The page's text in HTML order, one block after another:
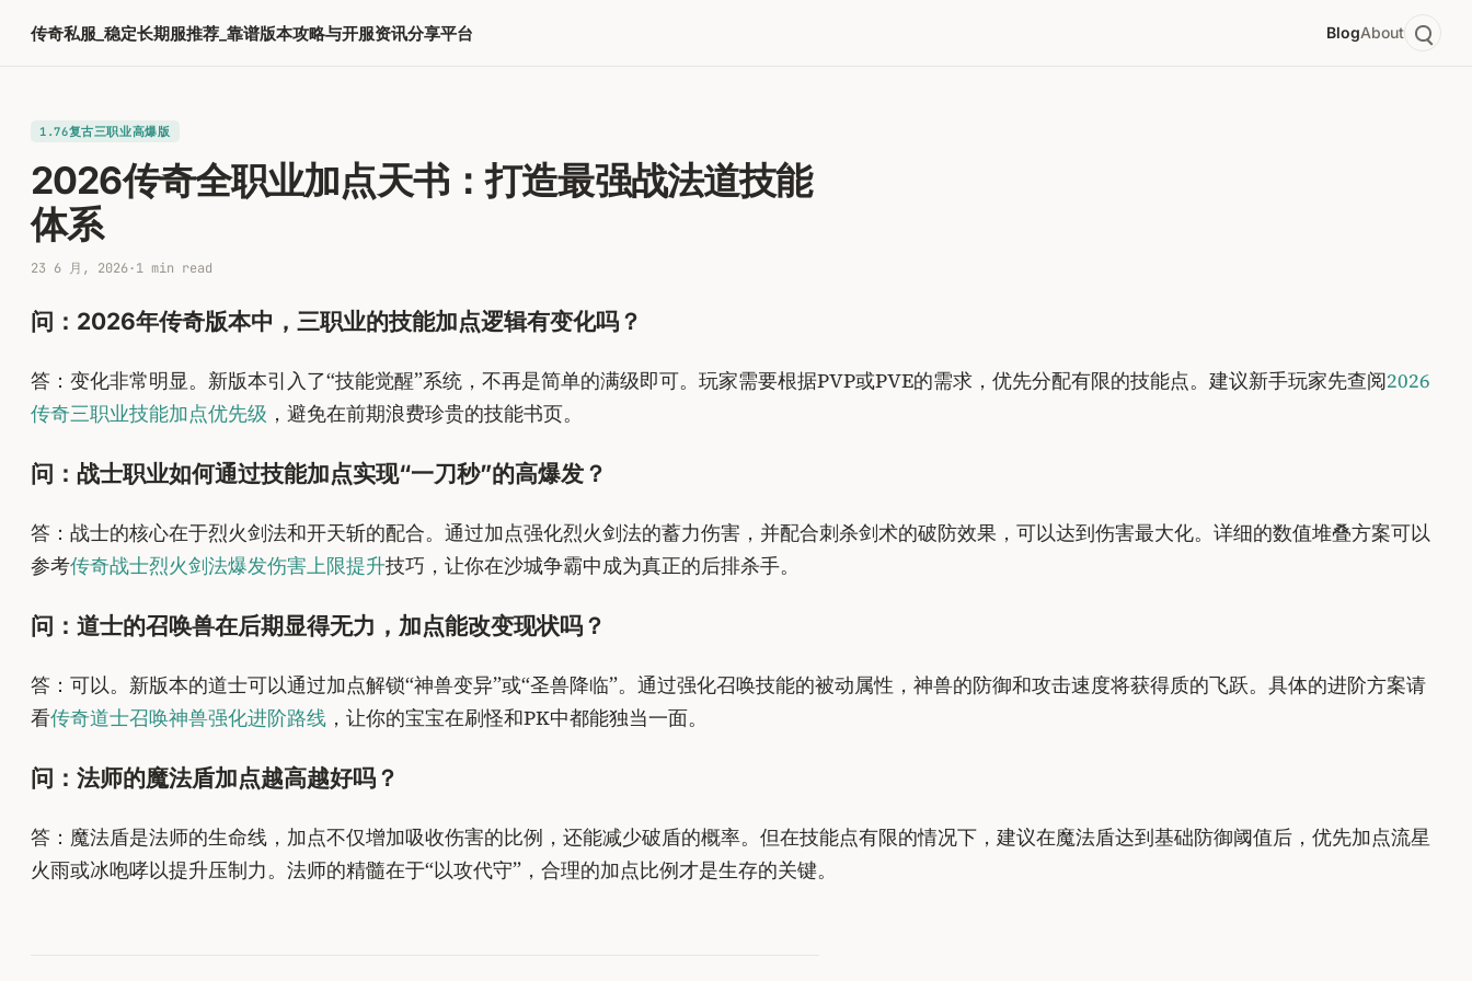
传奇私服_稳定长期服推荐_靠谱版本攻略与开服资讯分享平台 BlogAbout
1.76复古三职业高爆版
2026传奇全职业加点天书：打造最强战法道技能
体系
23 6 月, 2026·1 min read
问：2026年传奇版本中，三职业的技能加点逻辑有变化吗？
答：变化非常明显。新版本引入了“技能觉醒”系统，不再是简单的满级即可。玩家需要根据PVP或PVE的需求，优先分配有限的技能点。建议新手玩家先查阅2026
传奇三职业技能加点优先级 ，避免在前期浪费珍贵的技能书页。
问：战士职业如何通过技能加点实现“一刀秒”的高爆发？
答：战士的核心在于烈火剑法和开天斩的配合。通过加点强化烈火剑法的蓄力伤害，并配合刺杀剑术的破防效果，可以达到伤害最大化。详细的数值堆叠方案可以
参考传奇战士烈火剑法爆发伤害上限提升技巧，让你在沙城争霸中成为真正的后排杀手。
问：道士的召唤兽在后期显得无力，加点能改变现状吗？
答：可以。新版本的道士可以通过加点解锁“神兽变异”或“圣兽降临”。通过强化召唤技能的被动属性，神兽的防御和攻击速度将获得质的飞跃。具体的进阶方案请
看传奇道士召唤神兽强化进阶路线 ，让你的宝宝在刷怪和PK中都能独当一面。
问：法师的魔法盾加点越高越好吗？
答：魔法盾是法师的生命线，加点不仅增加吸收伤害的比例，还能减少破盾的概率。但在技能点有限的情况下，建议在魔法盾达到基础防御阈值后，优先加点流星
火雨或冰咆哮以提升压制力。法师的精髓在于“以攻代守”，合理的加点比例才是生存的关键。